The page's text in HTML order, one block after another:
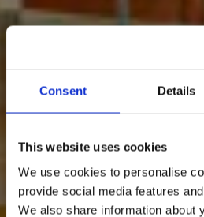
Consent Details
This website uses cookies
We use cookies to personalise
provide social media features
We also share information about